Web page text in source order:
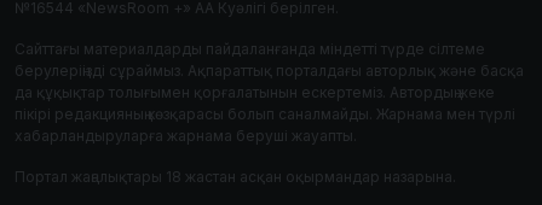
№16544 «NewsRoom +» АА Куәлігі берілген.
Сайттағы материалдарды пайдаланғанда міндетті түрде сілтеме
берулеріңізді сұраймыз. Ақпараттық порталдағы авторлық және басқа
да құқықтар толығымен қорғалатынын ескертеміз. Автордың жеке
пікірі редакцияның көзқарасы болып саналмайды. Жарнама мен түрлі
хабарландыруларға жарнама беруші жауапты.
Портал жаңалықтары 18 жастан асқан оқырмандар назарына.